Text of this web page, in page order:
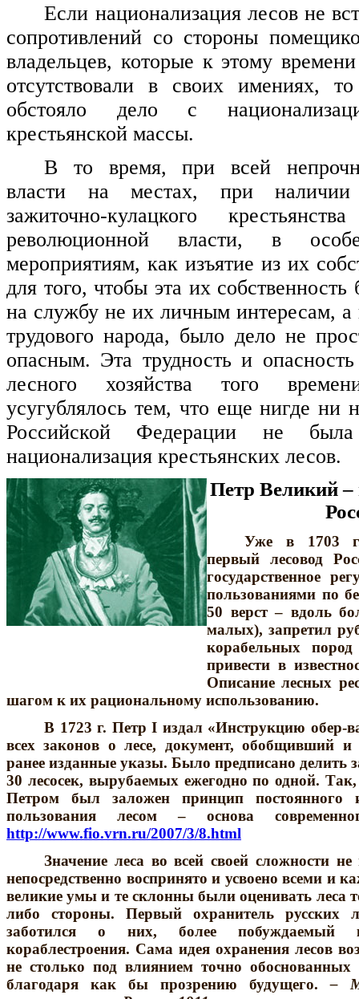
Если национализация лесов не
сопротивлений со стороны
владельцев, которые к этому
отсутствовали в своих имениях,
обстояло дело с
крестьянской массы.
В то время, при всей
власти на местах, при наличии
зажиточно-кулацкого
революционной власти, в
мероприятиям, как изъятие из их
для того, чтобы эта их собственность
на службу не их личным интересам, а
трудового народа, было дело не
опасным. Эта трудность и
лесного хозяйства того
усугублялось тем, что еще нигде ни
Российской Федерации не была
национализация крестьянских лесов.
Петр Великий –
Уже в 1703
первый лесовод
государственное
пользованиями по
50 верст – вдоль
малых), запретил
корабельных пород
привести в
Описание лесных
шагом к их рациональному использованию.
В 1723 г. Петр I издал «Инструкцию обер-
всех законов о лесе, документ, обобщивший
ранее изданные указы. Было предписано делить
30 лесосек, вырубаемых ежегодно по одной.
Петром был заложен принцип постоянного
пользования лесом – основа
http://www.fio.vrn.ru/2007/3/8.html
Значение лeca во всей своей сложности
непосредственно воспринято и усвоено всеми и
великие умы и те склонны были оценивать леса
либо стороны. Первый охранитель русских
заботился о них, более
кораблестроения. Сама идея охранения лесов
не столько под влиянием точно
благодаря как бы прозрению будущего.
–